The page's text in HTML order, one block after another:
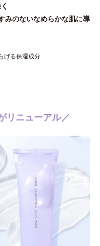
みのないなめらかな肌に導
げる保湿成分
リニューアル／